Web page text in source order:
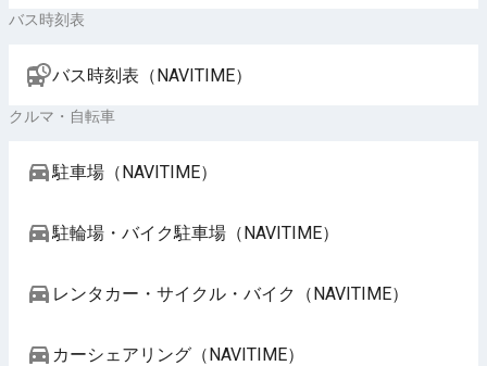
バス時刻表
バス時刻表（NAVITIME）
クルマ・自転車
駐車場（NAVITIME）
駐輪場・バイク駐車場（NAVITIME）
レンタカー・サイクル・バイク（NAVITIME）
カーシェアリング（NAVITIME）